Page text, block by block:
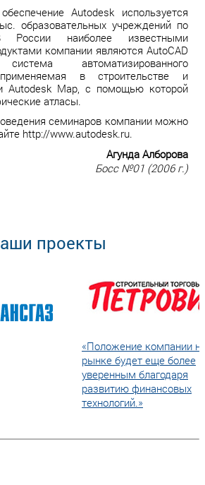
Autodesk используется
образовательных учреждений по
наиболее известными
компании являются AutoCAD
автоматизированного
применяемая в строительстве и
Autodesk Map, с помощью которой
атласы.
семинаров компании можно
http://www.autodesk.ru.
Агунда Алборова
Босс №01 (2006 г.)
проекты
«Положение компании
рынке будет еще более
уверенным благодаря
развитию финансовых
технологий.»